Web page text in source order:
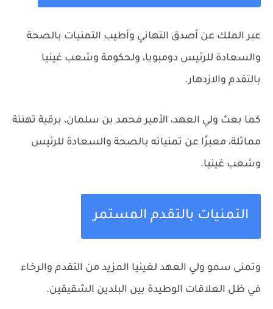
عبر الملك عن أصدق التهاني وأطيب التمنيات بالصحة
والسعادة للرئيس دومبويا، ولحكومة وشعب غينيا
بالتقدم والازدهار.
كما بعث ولي العهد، الأمير محمد بن سلمان، برقية تهنئة
مماثلة، معبرًا عن تمنياته بالصحة والسعادة للرئيس
وشعب غينيا.
التمنيات بالتقدم المستمر
وتمنى سمو ولي العهد لغينيا المزيد من التقدم والرخاء
في ظل العلاقات الوطيدة بين البلدين الشقيقين.